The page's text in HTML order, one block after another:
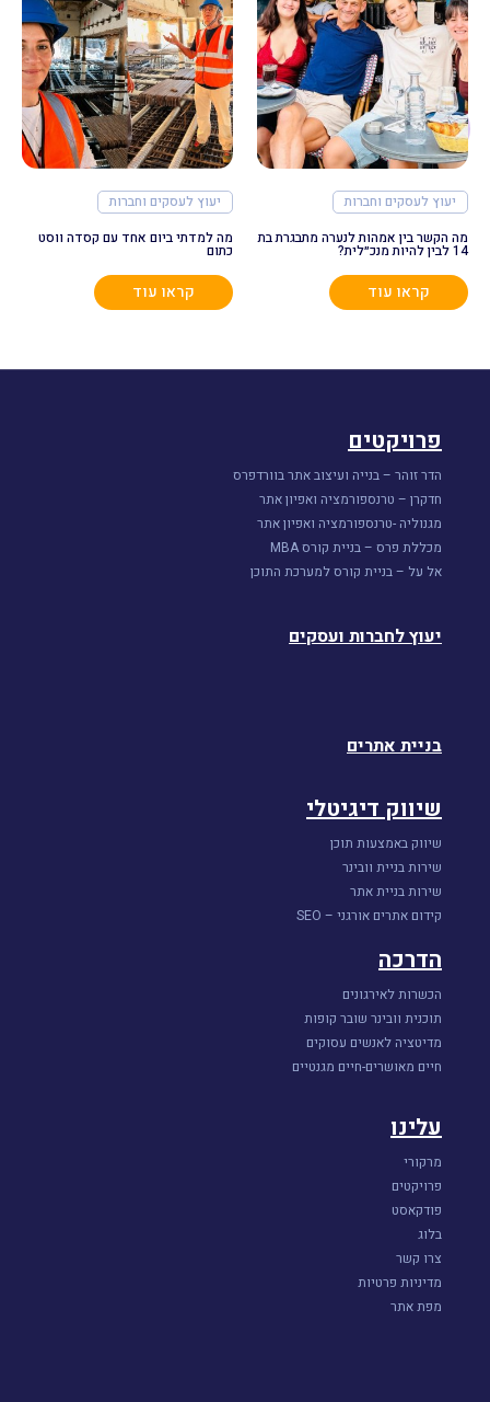
יעוץ לעסקים וחברות
מה הקשר בין אמהות לנערה מתבגרת בת
14 לבין להיות מנכ״לית?
קראו עוד
יעוץ לעסקים וחברות
מה למדתי ביום אחד עם קסדה ווסט
כתום
קראו עוד
פרויקטים
הדר זוהר – בנייה ועיצוב אתר בוורדפרס
חדקרן – טרנספורמציה ואפיון אתר
מגנוליה -טרנספורמציה ואפיון אתר
מכללת פרס – בניית קורס MBA
אל על – בניית קורס למערכת התוכן
יעוץ לחברות ועסקים
בניית אתרים
שיווק דיגיטלי
שיווק באמצעות תוכן
שירות בניית וובינר
שירות בניית אתר
קידום אתרים אורגני – SEO
הדרכה
הכשרות לאירגונים
תוכנית וובינר שובר קופות
מדיטציה לאנשים עסוקים
חיים מאושרים-חיים מגנטיים
עלינו
מרקורי
פרויקטים
פודקאסט
בלוג
צרו קשר
מדיניות פרטיות
מפת אתר